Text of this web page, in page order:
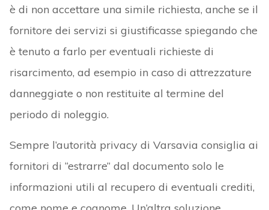
è di non accettare una simile richiesta, anche se il
fornitore dei servizi si giustificasse spiegando che
è tenuto a farlo per eventuali richieste di
risarcimento, ad esempio in caso di attrezzature
danneggiate o non restituite al termine del
periodo di noleggio.
Sempre l’autorità privacy di Varsavia consiglia ai
fornitori di “estrarre” dal documento solo le
informazioni utili al recupero di eventuali crediti,